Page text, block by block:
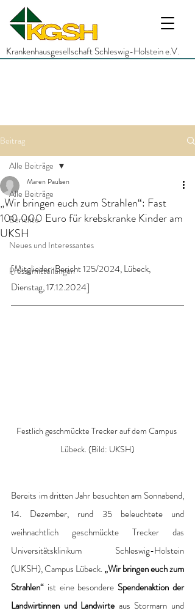
Krankenhausgesellschaft Schleswig-Holstein e.V.
Beitrag
Alle Beiträge
Berichte
Neues und Interessantes
Pressemitteilungen
Alle Beiträge
„Wir bringen euch zum Strahlen“: Fast
100.000 Euro für krebskranke Kinder am
UKSH
Maren Paulsen
[Mitglieder-Bericht 125/2024, Lübeck,
Dienstag, 17.12.2024]
Festlich geschmückte Trecker auf dem Campus
Lübeck. (Bild: UKSH)
Bereits im dritten Jahr besuchten am Sonnabend,
14. Dezember, rund 35 beleuchtete und
weihnachtlich geschmückte Trecker das
Universitätsklinikum Schleswig-Holstein
(UKSH), Campus Lübeck. „Wir bringen euch zum
Strahlen“ ist eine besondere Spendenaktion der
Landwirtinnen und Landwirte aus Stormarn und